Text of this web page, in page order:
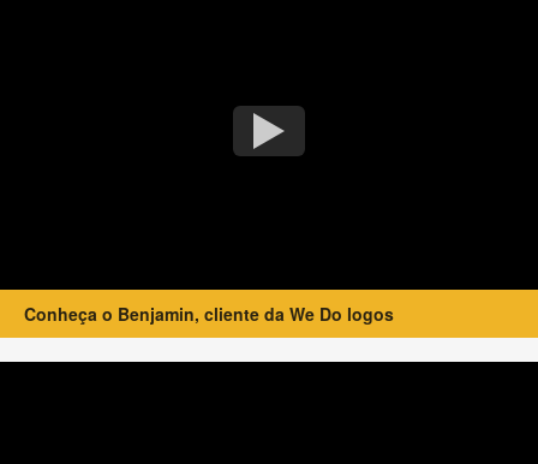
Conheça o Benjamin, cliente da We Do logos